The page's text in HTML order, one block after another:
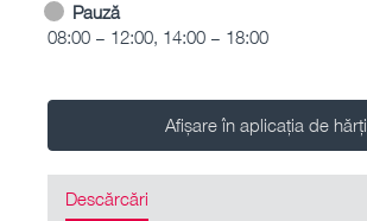
Pauză
08:00 – 12:00, 14:00 – 18:00
Afișare în aplicația de hărți
Descărcări